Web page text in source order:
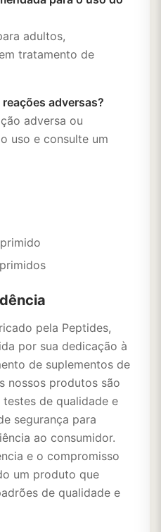
adultos,
tratamento de
adversas?
adversa ou
uso e consulte um
pela Peptides,
por sua dedicação à
de suplementos de
nossos produtos são
de qualidade e
segurança para
ao consumidor.
e o compromisso
um produto que
de qualidade e